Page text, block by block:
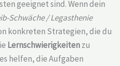
geeignet sind. Wenn dein
Schwäche / Legasthenie
konkreten Strategien, die du
Lernschwierigkeitenzu
helfen, die Aufgaben